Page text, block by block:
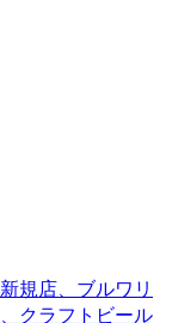
規店、ブルワリ
クラフトビール